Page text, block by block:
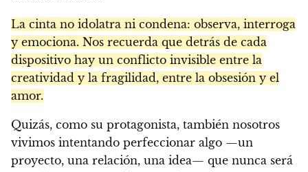
La cinta no idolatra ni condena: observa, interroga
y emociona. Nos recuerda que detrás de cada
dispositivo hay un conflicto invisible entre la
creatividad y la fragilidad, entre la obsesión y el
amor.
Quizás, como su protagonista, también nosotros
vivimos intentando perfeccionar algo —un
proyecto, una relación, una idea— que nunca será